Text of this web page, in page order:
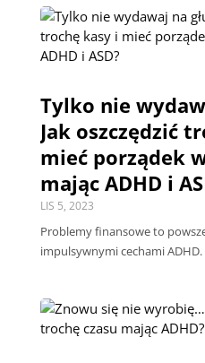
Tylko nie
Jak oszczędzić
mieć porządek
mając ADHD i
LIS 5, 2023
Problemy finansowe to
impulsywnymi cechami